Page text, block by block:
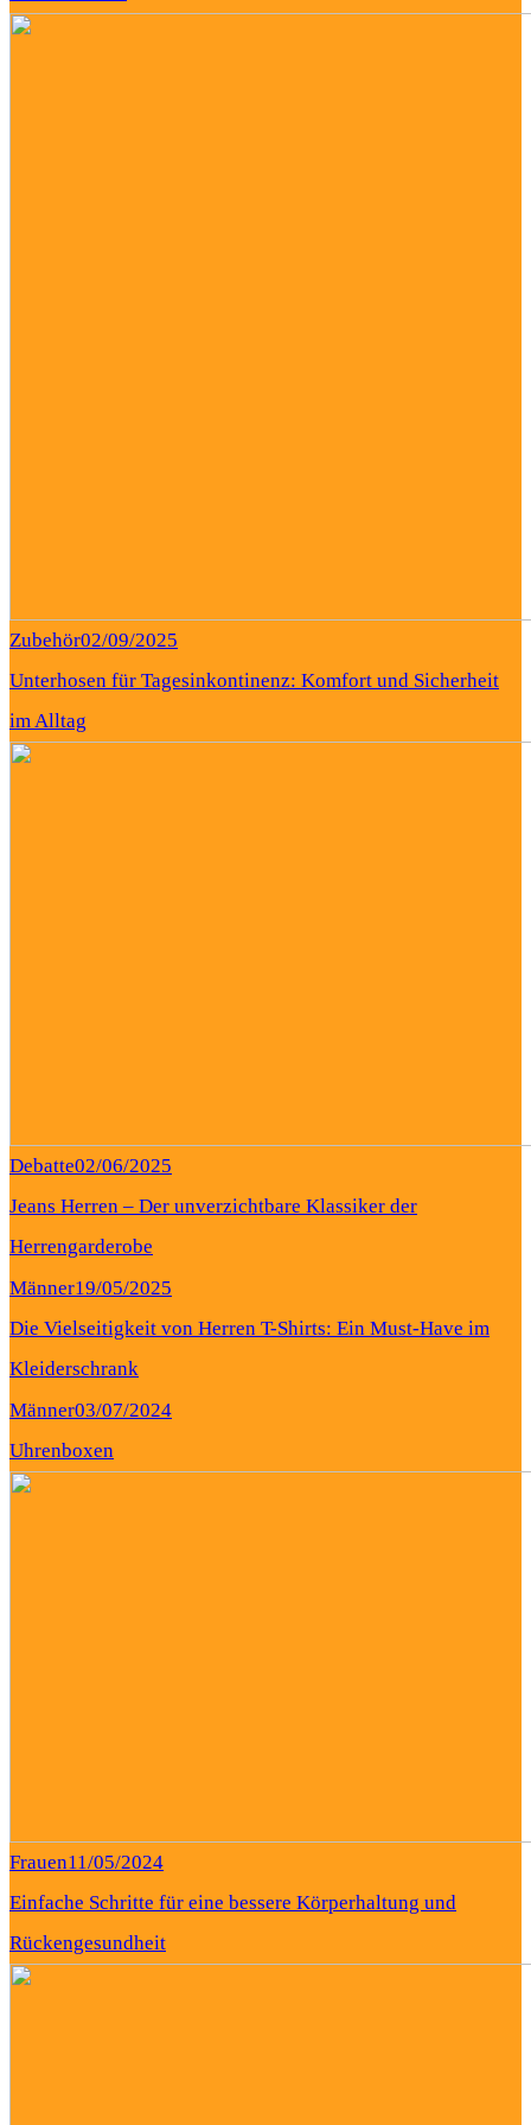
Zubehör02/09/2025
Unterhosen für Tagesinkontinenz: Komfort und Sicherheit
im Alltag
Debatte02/06/2025
Jeans Herren – Der unverzichtbare Klassiker der
Herrengarderobe
Männer19/05/2025
Die Vielseitigkeit von Herren T-Shirts: Ein Must-Have im
Kleiderschrank
Männer03/07/2024
Uhrenboxen
Frauen11/05/2024
Einfache Schritte für eine bessere Körperhaltung und
Rückengesundheit